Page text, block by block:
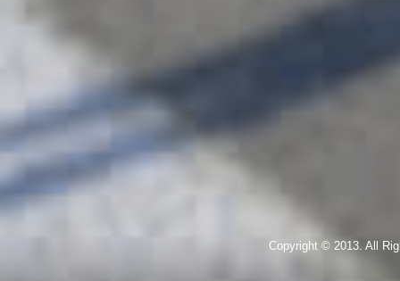
Copyright © 2013. All